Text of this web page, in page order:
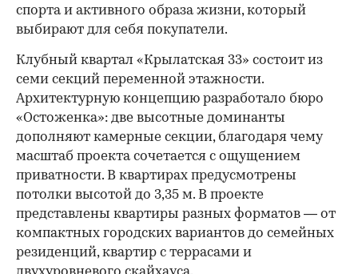
спорта и активного образа жизни, который
выбирают для себя покупатели.
Клубный квартал «Крылатская 33» состоит из
семи секций переменной этажности.
Архитектурную концепцию разработало бюро
«Остоженка»: две высотные доминанты
дополняют камерные секции, благодаря чему
масштаб проекта сочетается с ощущением
приватности. В квартирах предусмотрены
потолки высотой до 3,35 м. В проекте
представлены квартиры разных форматов — от
компактных городских вариантов до семейных
резиденций, квартир с террасами и